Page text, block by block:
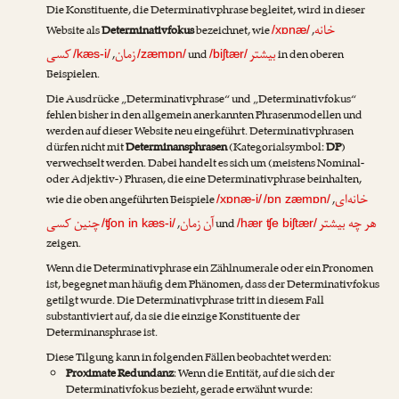
Die Konstituente, die Determinativphrase begleitet, wird in dieser
Website alsDeterminativfokusbezeichnet, wie/xɒnæ/ خانه,
/zæmɒn/زمان,
/kæs-i/کسی und/biʃtær/بیشترin den oberen
Beispielen.
Die Ausdrücke „Determinativphrase“ und „Determinativfokus“
fehlen bisher in den allgemein anerkannten Phrasenmodellen und
werden auf dieser Website neu eingeführt. Determinativphrasen
dürfen nicht mitDeterminansphrasen(Kategorialsymbol:DP)
verwechselt werden. Dabei handelt es sich um (meistens Nominal-
oder Adjektiv-) Phrasen, die eine Determinativphrase beinhalten,
wie die oben angeführten Beispiele/xɒnæ-i/ خانه‌ای,
/ɒn zæmɒn/
آن زمان,
/ʧon in kæs-i/چنین کسی und/hær ʧe biʃtær/هر چه بیشتر
zeigen.
Wenn die Determinativphrase ein Zählnumerale oder ein Pronomen
ist, begegnet man häufig dem Phänomen, dass der Determinativfokus
getilgtwurde. Die Determinativphrase tritt in diesem Fall
substantiviert auf, da sie die einzige Konstituente der
Determinansphrase ist.
Diese Tilgung kann in folgenden Fällen beobachtet werden:
Proximate Redundanz: Wenn die Entität, auf die sich der
Determinativfokus bezieht, gerade erwähnt wurde: